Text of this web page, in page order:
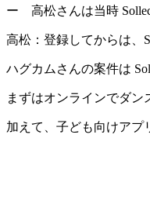
ー 高松さんは当時
高松： 登録してからは、
ハグカムさんの案件は
まずはオンラインでダン
加えて、子ども向けアプ